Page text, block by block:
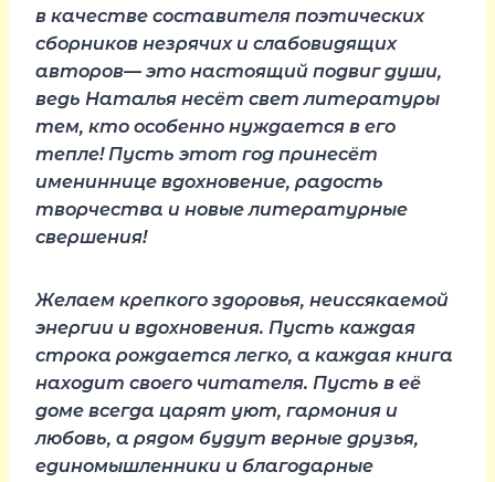
в качестве составителя поэтических
сборников незрячих и слабовидящих
авторов— это настоящий подвиг души,
ведь Наталья несёт свет литературы
тем, кто особенно нуждается в его
тепле! Пусть этот год принесёт
имениннице вдохновение, радость
творчества и новые литературные
свершения!
Желаем крепкого здоровья, неиссякаемой
энергии и вдохновения. Пусть каждая
строка рождается легко, а каждая книга
находит своего читателя. Пусть в её
доме всегда царят уют, гармония и
любовь, а рядом будут верные друзья,
единомышленники и благодарные